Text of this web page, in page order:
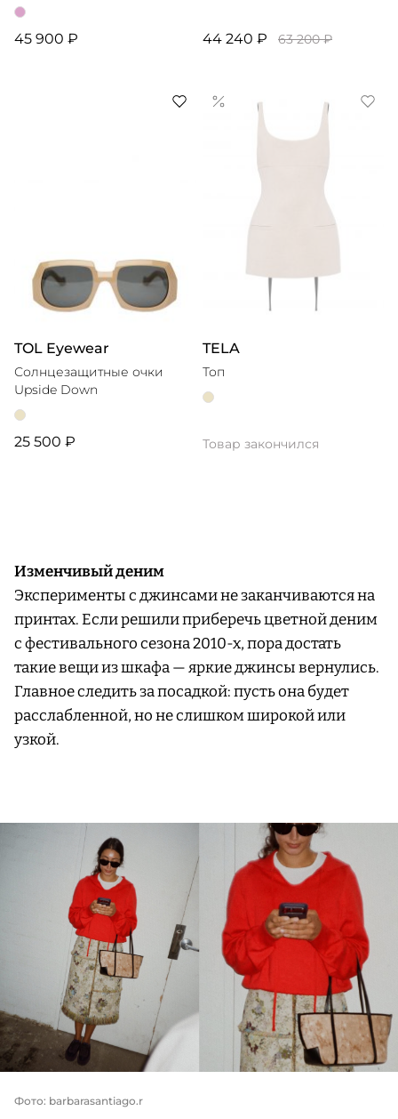
45 900 ₽ 44 240 ₽ 63 200 ₽
TOL Eyewear
Солнцезащитные очки
Upside Down
25 500 ₽
TELA
Топ
Товар закончился
Изменчивый деним
Эксперименты с джинсами не заканчиваются на
принтах. Если решили приберечь цветной деним
с фестивального сезона 2010-х, пора достать
такие вещи из шкафа — яркие джинсы вернулись.
Главное следить за посадкой: пусть она будет
расслабленной, но не слишком широкой или
узкой.
Фото: barbarasantiago.r